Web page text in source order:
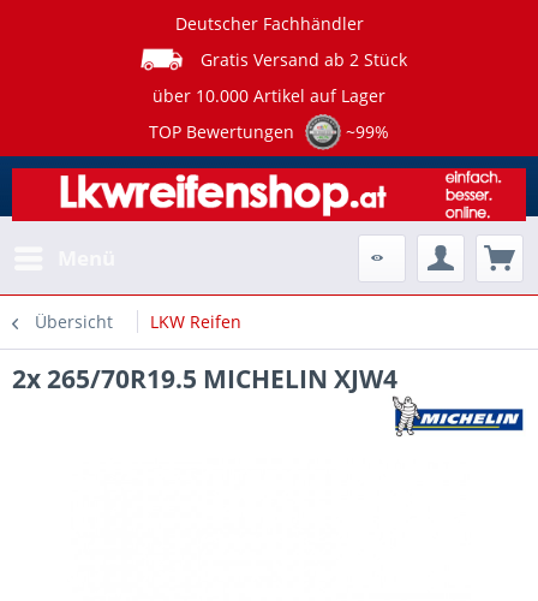
Deutscher Fachhändler
Gratis Versand ab 2 Stück
über 10.000 Artikel auf Lager
TOP Bewertungen
~99%
Übersicht LKW Reifen
2x 265/70R19.5 MICHELIN XJW4